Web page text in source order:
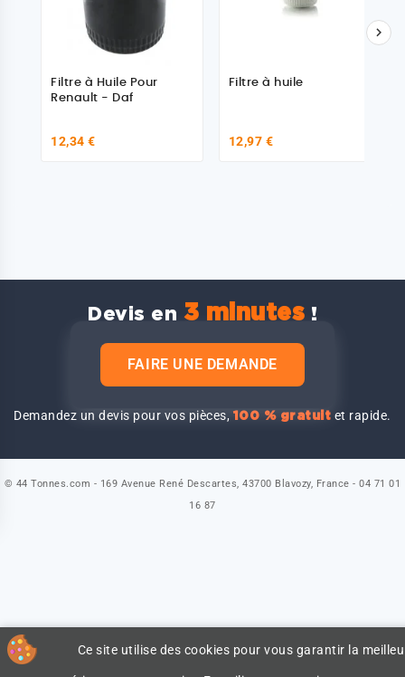
Filtre à Huile Pour
Renault - Daf
12,34 €
Filtre à huile
12,97 €

Devis en 3 minutes !
FAIRE UNE DEMANDE
Demandez un devis pour vos pièces,100 % gratuit et rapide.
Ce site utilise des cookies pour vous garantir la
© 44 Tonnes.com - 169 Avenue René Descartes, 43700 Blavozy, France - 04 71 01
16 87